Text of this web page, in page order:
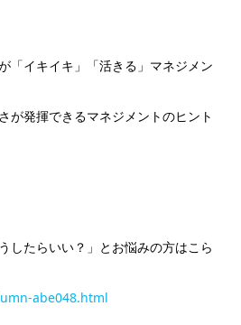
「イキイキ」「活きる」マネジメン
が発揮できるマネジメントのヒント
したらいい？」とお悩みの方はこら
abe048.html